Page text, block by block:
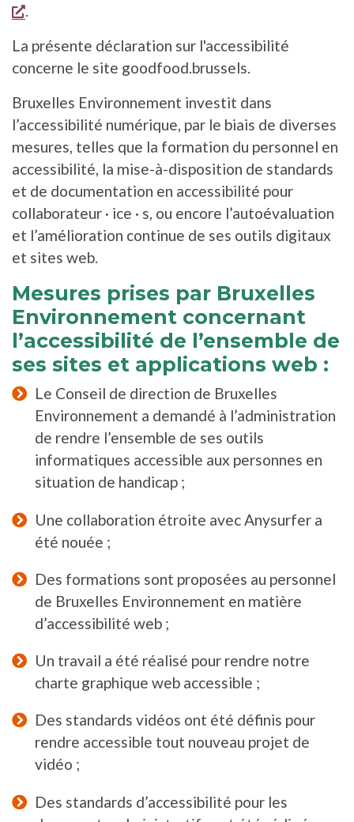
s'ouvre dans une nouvelle fenêtre
.
La présente déclaration sur l'accessibilité
concerne le site goodfood.brussels.
Bruxelles Environnement investit dans
l’accessibilité numérique, par le biais de diverses
mesures, telles que la formation du personnel en
accessibilité, la mise-à-disposition de standards
et de documentation en accessibilité pour
collaborateur · ice · s, ou encore l’autoévaluation
et l’amélioration continue de ses outils digitaux
et sites web.
Mesures prises par Bruxelles
Environnement concernant
l’accessibilité de l’ensemble de
ses sites et applications web :
Le Conseil de direction de Bruxelles
Environnement a demandé à l’administration
de rendre l’ensemble de ses outils
informatiques accessible aux personnes en
situation de handicap ;
Une collaboration étroite avec Anysurfer a
été nouée ;
Des formations sont proposées au personnel
de Bruxelles Environnement en matière
d’accessibilité web ;
Un travail a été réalisé pour rendre notre
charte graphique web accessible ;
Des standards vidéos ont été définis pour
rendre accessible tout nouveau projet de
vidéo ;
Des standards d’accessibilité pour les